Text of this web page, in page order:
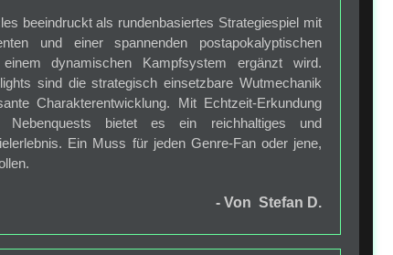
beeindruckt als rundenbasiertes Strategiespiel mit
und einer spannenden postapokalyptischen
dynamischen Kampfsystem ergänzt wird.
sind die strategisch einsetzbare Wutmechanik
Charakterentwicklung. Mit Echtzeit-Erkundung
Nebenquests bietet es ein reichhaltiges und
Ein Muss für jeden Genre-Fan oder jene,
- Von Stefan D.